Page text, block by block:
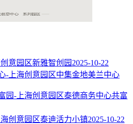
新雅智创园 2025-10-22
中集金地美兰中心
泰德商务中心共富
泰迪活力小镇2025-10-22